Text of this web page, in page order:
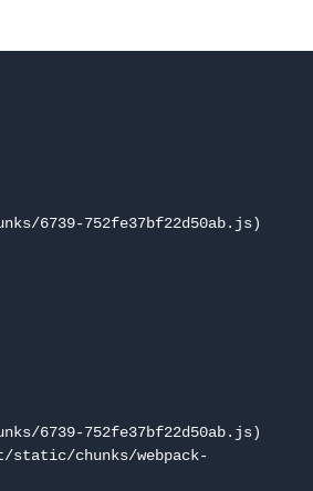
6739-752fe37bf22d50ab.js)
6739-752fe37bf22d50ab.js)